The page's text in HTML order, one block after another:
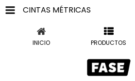
CINTAS MÉTRICAS
INICIO PRODUCTOS